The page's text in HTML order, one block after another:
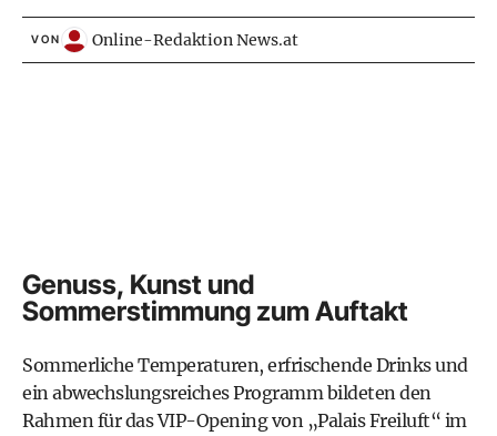
VON Online-Redaktion News.at
Genuss, Kunst und
Sommerstimmung zum Auftakt
Sommerliche Temperaturen, erfrischende Drinks und
ein abwechslungsreiches Programm bildeten den
Rahmen für das VIP-Opening von „Palais Freiluft“ im